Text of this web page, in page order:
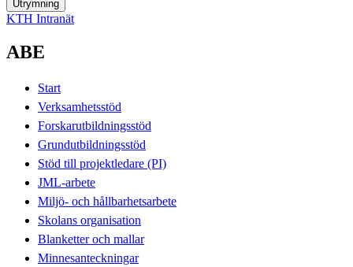
Utrymning
KTH Intranät
ABE
Start
Verksamhetsstöd
Forskarutbildningsstöd
Grundutbildningsstöd
Stöd till projektledare (PI)
JML-arbete
Miljö- och hållbarhetsarbete
Skolans organisation
Blanketter och mallar
Minnesanteckningar